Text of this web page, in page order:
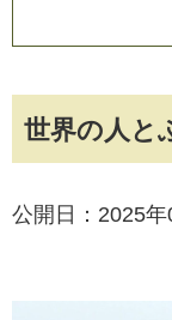
世界の人と
公開日：2025